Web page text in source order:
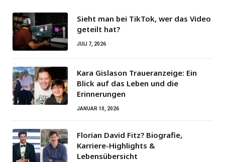
Sieht man bei TikTok, wer das Video
geteilt hat?
JULI 7, 2026
Kara Gislason Traueranzeige: Ein
Blick auf das Leben und die
Erinnerungen
JANUAR 10, 2026
Florian David Fitz? Biografie,
Karriere-Highlights &
Lebensübersicht